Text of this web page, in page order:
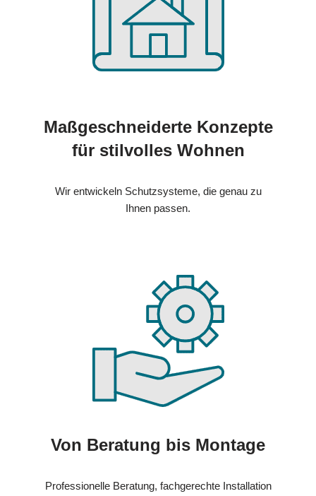
Maßgeschneiderte Konzepte
für stilvolles Wohnen
Wir entwickeln Schutzsysteme, die genau zu
Ihnen passen.
Von Beratung bis Montage
Professionelle Beratung, fachgerechte Installation